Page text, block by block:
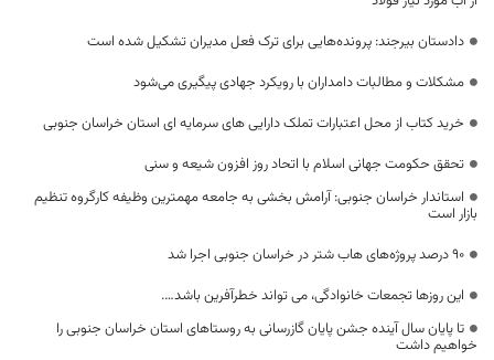
دادستان بیرجند: پرونده‌هایی برای ترک فعل مدیران تشکیل شده است
مشکلات و مطالبات دامداران با رویکرد جهادی پیگیری می‌شود
خرید کتاب از محل اعتبارات تملک دارایی های سرمایه ای استان خراسان جنوبی
تحقق حکومت جهانی اسلام با اتحاد روز افزون شیعه و سنی
استاندار خراسان جنوبی: آرامش بخشی به جامعه مهمترین وظیفه کارگروه تنظیم
بازار است
۹۰ درصد پروژه‌های هاب شتر در خراسان جنوبی اجرا شد
این روزها تجمعات خانوادگی، می تواند خطر‌آفرین باشد….
تا پایان سال آینده جشن پایان گازرسانی به روستاهای استان خراسان جنوبی را
خواهیم داشت